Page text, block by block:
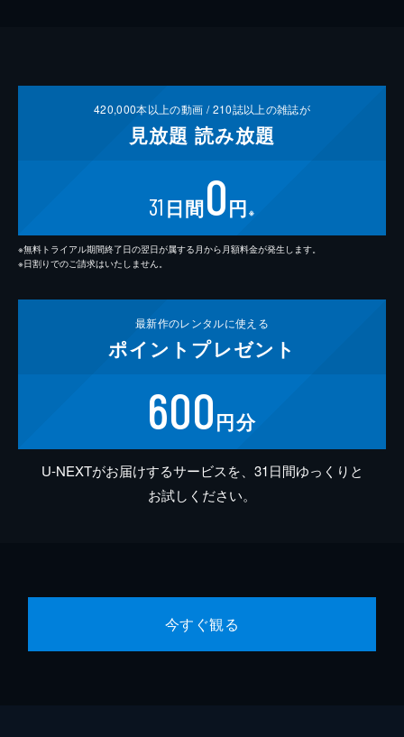
420,000本以上の動画 /210誌以上の雑誌が
見放題 読み放題
31 日間0円 ※
※無料トライアル期間終了日の翌日が属する月から月額料金が発生します。
※日割りでのご請求はいたしません。
最新作のレンタルに使える
ポイント プレゼント
600円分
U-NEXTがお届けするサービスを、31日間ゆっくりと
お試しください。
今すぐ観る